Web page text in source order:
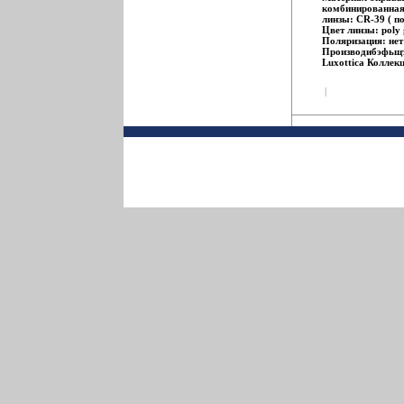
линзы: CR-39 (
Цвет линзы: poly
Поляризация: нет
Luxottica
|